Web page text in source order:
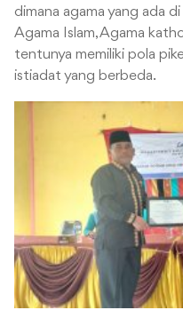
dimana agama yang ada
Agama Islam, Agama
tentunya memiliki pola
istiadat yang berbeda.